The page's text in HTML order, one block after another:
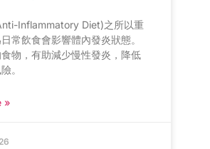
Inflammatory Diet)之所以重
常飲食會影響體內發炎狀態。
物，有助減少慢性發炎，降低
。
»